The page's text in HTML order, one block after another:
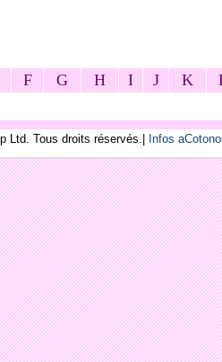
F G H I J K
Ltd. Tous droits réservés.| Infos